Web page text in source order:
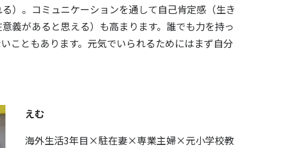
）。コミュニケーションを通して自己肯定感（生き
義があると思える）も高まります。誰でも力を持っ
こともあります。元気でいられるためにはまず自分
えむ
海外生活3年目×駐在妻×専業主婦×元小学校教